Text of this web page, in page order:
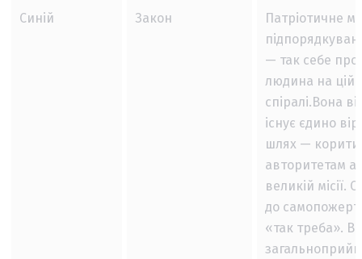
Синій Закон
Патріотичне
— так себе
людина на цій
спіралі.Вона
існує єдино
шлях —
авторитетам
великій місії.
до
«так треба».